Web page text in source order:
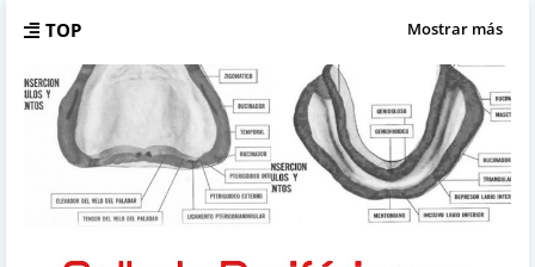
TOP Mostrar más